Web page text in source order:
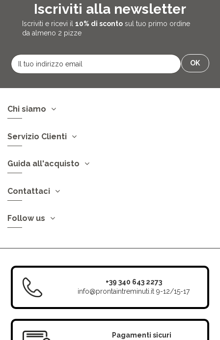
Iscriviti alla newsletter
Iscriviti e ricevi il 10% di scontosul tuo primo ordine
da almeno 2 pizze
Chi siamo
Servizio Clienti
Guida all'acquisto
Contattaci
Follow us
+39 340 643 2273
info@prontaintreminuti.it 9-12/15-17
Pagamenti sicuri